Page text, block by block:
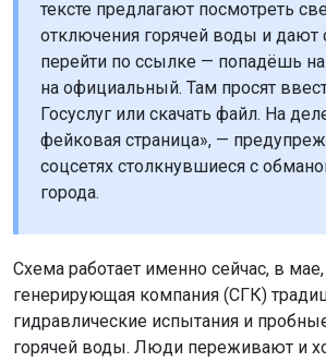
тексте предлагают посмотреть
отключения горячей воды и дают
перейти по ссылке — попадёшь
на официальный. Там просят
Госуслуг или скачать файл. На
фейковая страница», —
соцсетях столкнувшиеся с
города.
Схема работает именно сейчас, в
генерирующая компания (СГК)
гидравлические испытания и
горячей воды. Люди переживают и